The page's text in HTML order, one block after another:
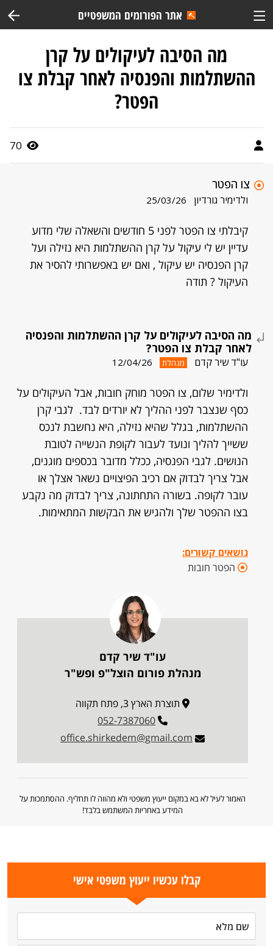
אתר הפורומים המשפטיים
מה הסיבה לעיקולים על קרן
ההשתלמות והפנסיה לאחר קבלת צו
הפטר?
70
צו הפטר
ולדימיר גורדיון 25/03/26
קיבלתי צו הפטר לפני 5 חודשים והשאלה שלי מדוע
עדיין יש לי עיקול על קרן ההשתלמות היא נזילה ועל
קרן הפנסיה יש עיקול , ואם יש באפשרותי להסיר את
העיקול ? תודה
מה הסיבה לעיקולים על קרן ההשתלמות והפנסיה
לאחר קבלת צו הפטר?
עו"ד שיר קדם מנהלת 12/04/26
ולדימיר שלום, צו הפטר מוחק חובות, אבל העיקולים על
כסף שנצבר לפני ההליך לא יורדים לבד. לגבי קרן
ההשתלמות, בגלל שהיא נזילה, היא נחשבת לנכס
ששייך להליך ונועד לעבור לקופת הנשייה לטובת
הנושים. לגבי הפנסיה, ככלל מדובר בכספים מוגנים,
אבל צריך לבדוק אם רכיב הפיצויים נשאר אצלך או
עובר לקופה. בשורה התחתונה, צריך לבדוק מה נקבע
בצו ההפטר שלך ולהגיש את הבקשות המתאימות.
נושאים קשורים:
הפטר חובות
עו"ד שיר קדם
מנהלת פורום הוצל"פ ופש"ר
תוצרת הארץ 3, פתח תקווה
052-7387060
office.shirkedem@gmail.com
האמור לעיל לא בא במקום ייעוץ משפטי ולא מהווה לו תחליף. ההסתמכות על
המידע באחריות המשתמש בלבד!
קבלו עכשיו ייעוץ משפטי אישי